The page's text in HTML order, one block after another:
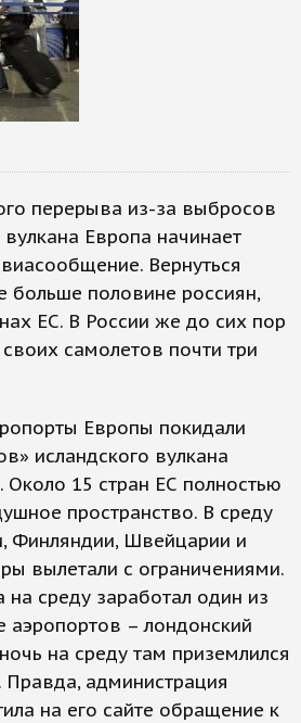
перерыва из-за выбросов
Европа начинает
Вернуться
больше половине россиян,
ЕС. В России же до сих пор
самолетов почти три
Европы покидали
исландского вулкана
Около 15 стран ЕС полностью
пространство. В среду
Финляндии, Швейцарии и
вылетали с ограничениями.
на среду заработал один из
аэропортов – лондонский
на среду там приземлился
Правда, администрация
на его сайте обращение к